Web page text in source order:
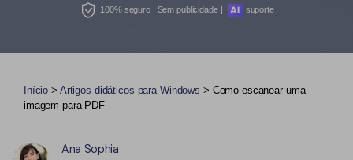
PDF para Word
Comprimir PDF
Juntar PDF
Leitor de PDF com IA
Comprimir PDF
Organizar PDF
Formulário PDF
Editar PDF como o Word
Soluções de PDF para
100% seguro | Sem publicidade | suporte
Início > Artigos didáticos para Windows > Como escanear uma
imagem para PDF
Ana Sophia